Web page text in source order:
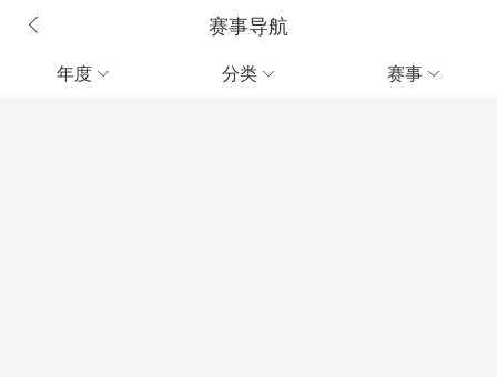
赛事导航
年度  分类  赛事 